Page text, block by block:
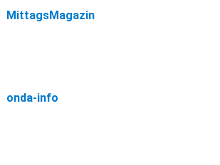
MittagsMagazin
onda-info